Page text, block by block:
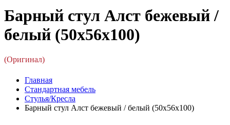
Барный стул Алст бежевый /
белый (50x56x100)
(Оригинал)
Главная
Стандартная мебель
Стулья/Кресла
Барный стул Алст бежевый / белый (50x56x100)